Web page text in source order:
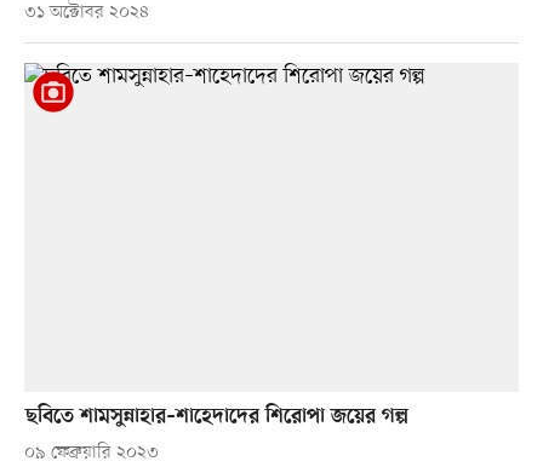
৩১ অক্টোবর ২০২৪
ছবিতে শামসুন্নাহার–শাহেদাদের শিরোপা জয়ের গল্প
০৯ ফেব্রুয়ারি ২০২৩